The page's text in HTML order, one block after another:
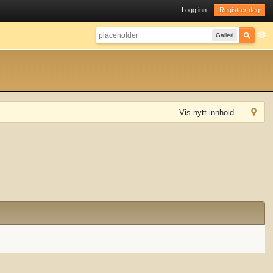
Logg inn Registrer deg
Galleri
Vis nytt innhold